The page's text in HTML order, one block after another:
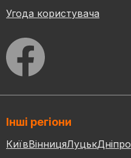
Угода користувача
Інші регіони
КиївВінницяЛуцькДніпро